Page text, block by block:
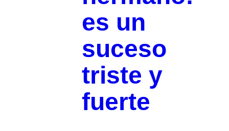
es un
suceso
triste y
fuerte